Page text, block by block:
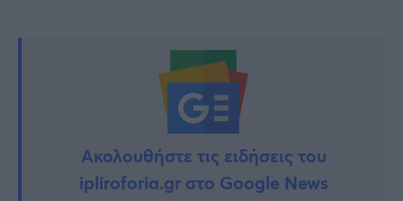
Ακολουθήστε τις ειδήσεις του
ipliroforia.gr στο Google News